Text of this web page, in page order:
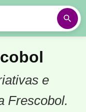
e
Frescobol.